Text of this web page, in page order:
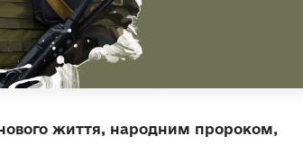
життя, народним пророком,